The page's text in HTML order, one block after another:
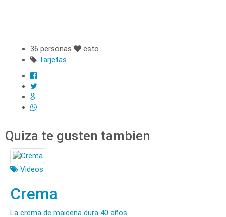
36 personas
esto
Tarjetas
Quiza te gusten tambien
Videos
Crema
La crema de maicena dura 40 años...